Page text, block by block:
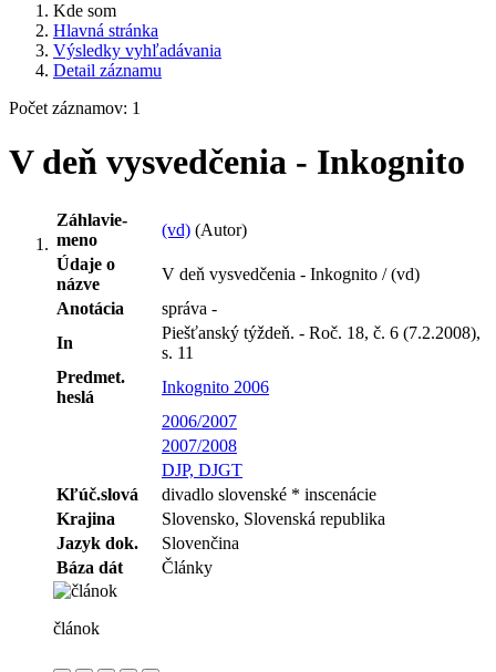
Kde som
Hlavná stránka
Výsledky vyhľadávania
Detail záznamu
Počet záznamov: 1
V deň vysvedčenia - Inkognito
Záhlavie-
meno
(vd) (Autor)
Údaje o
názve
V deň vysvedčenia - Inkognito / (vd)
Anotácia
správa -
In
Piešťanský týždeň. - Roč. 18, č. 6 (7.2.2008),
s. 11
Predmet.
heslá
Inkognito 2006
2006/2007
2007/2008
DJP, DJGT
Kľúč.slová
divadlo slovenské * inscenácie
Krajina
Slovensko, Slovenská republika
Jazyk dok.
Slovenčina
Báza dát
Články
článok